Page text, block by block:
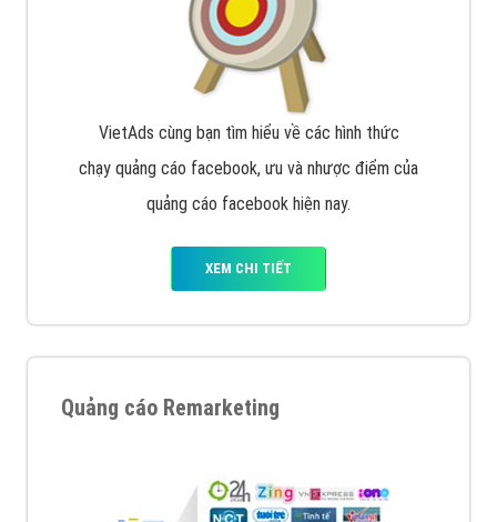
VietAds cùng bạn tìm hiểu về các hình thức
chạy quảng cáo facebook, ưu và nhược điểm của
quảng cáo facebook hiện nay.
XEM CHI TIẾT
Quảng cáo Remarketing